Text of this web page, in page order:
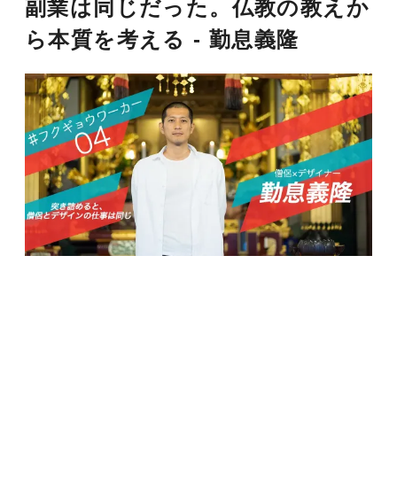
副業は同じだった。仏教の教えか
ら本質を考える - 勤息義隆